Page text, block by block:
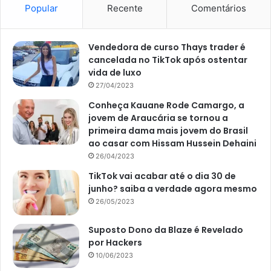
vaso.
Além disso, diante do seu odor, o pó de café manterá
gatos e demais animais afastados do seu cultivo. Detalhe
que é muito desejado por todos os tutores, não é mesmo?
Popular Recente Comentários
Vendedora de curso Thays trader é
cancelada no TikTok após ostentar
vida de luxo
27/04/2023
Conheça Kauane Rode Camargo, a
jovem de Araucária se tornou a
primeira dama mais jovem do Brasil
ao casar com Hissam Hussein Dehaini
26/04/2023
TikTok vai acabar até o dia 30 de
junho? saiba a verdade agora mesmo
26/05/2023
Suposto Dono da Blaze é Revelado
por Hackers
10/06/2023